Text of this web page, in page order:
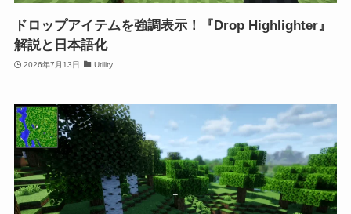
ドロップアイテムを強調表示！『Drop Highlighter』
解説と日本語化
2026年7月13日 Utility